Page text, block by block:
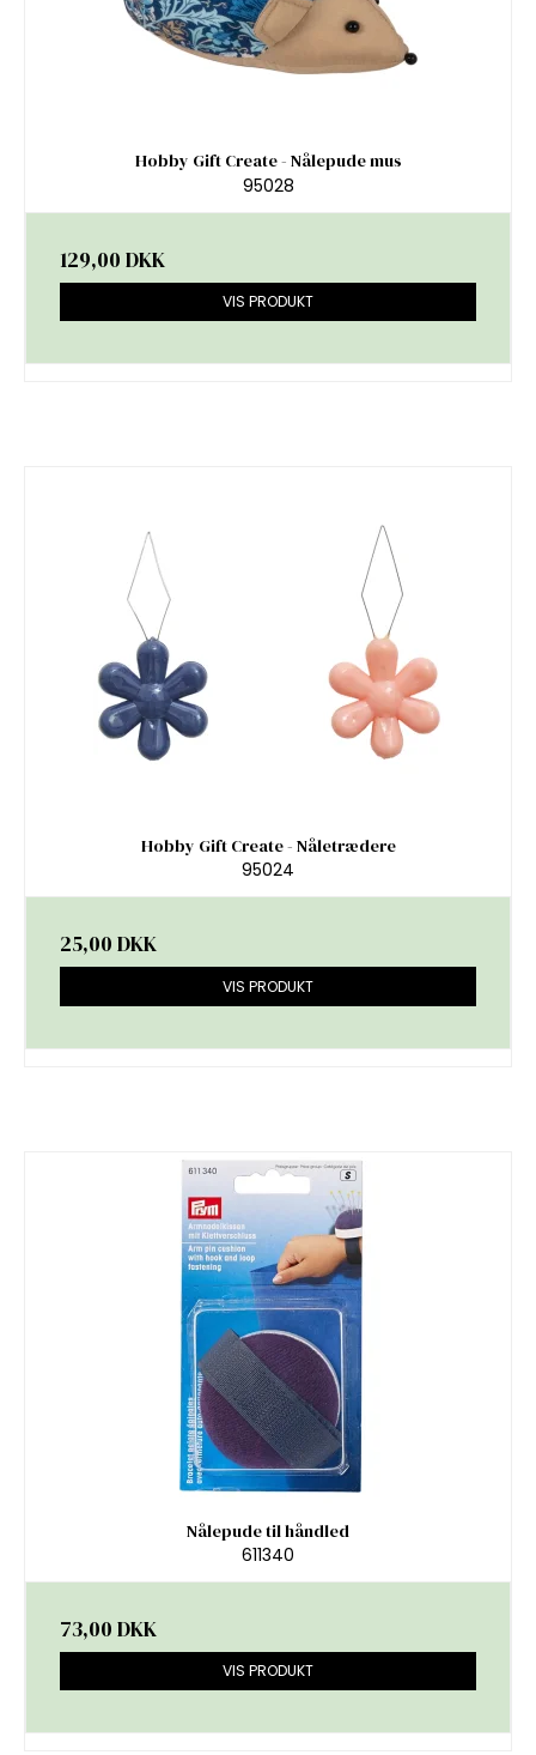
Hobby Gift Create - Nålepude mus
95028
129,00 DKK
VIS PRODUKT
Hobby Gift Create - Nåletrædere
95024
25,00 DKK
VIS PRODUKT
Nålepude til håndled
611340
73,00 DKK
VIS PRODUKT